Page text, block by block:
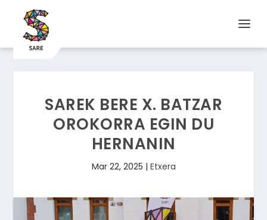
SAREK BERE X. BATZAR
OROKORRA EGIN DU
HERNANIN
Mar 22, 2025 | Etxera